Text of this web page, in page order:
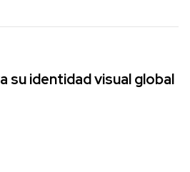
su identidad visual global